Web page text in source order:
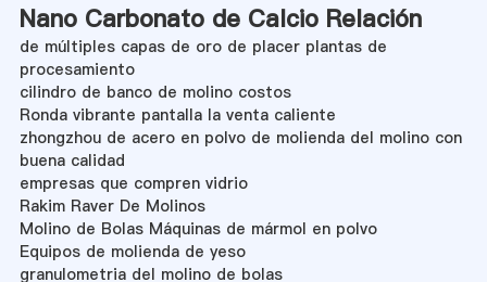
Nano Carbonato de Calcio Relación
de múltiples capas de oro de placer plantas de
procesamiento
cilindro de banco de molino costos
Ronda vibrante pantalla la venta caliente
zhongzhou de acero en polvo de molienda del molino con
buena calidad
empresas que compren vidrio
Rakim Raver De Molinos
Molino de Bolas Máquinas de mármol en polvo
Equipos de molienda de yeso
granulometria del molino de bolas